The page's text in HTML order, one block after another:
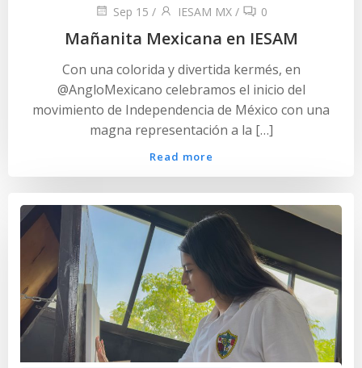
Sep 15 / IESAM MX / 0
Mañanita Mexicana en IESAM
Con una colorida y divertida kermés, en
@AngloMexicano celebramos el inicio del
movimiento de Independencia de México con una
magna representación a la […]
Read more